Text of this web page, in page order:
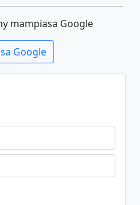
mampiasa Google
Google